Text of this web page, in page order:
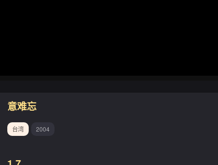
意难忘
台湾 2004